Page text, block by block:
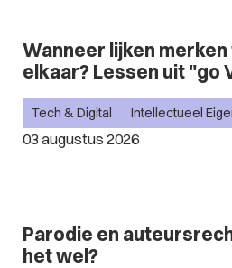
Wanneer lijken
elkaar? Lessen uit "go
03 augustus 2026
Tech & Digital Intellectueel
Parodie en
het wel?